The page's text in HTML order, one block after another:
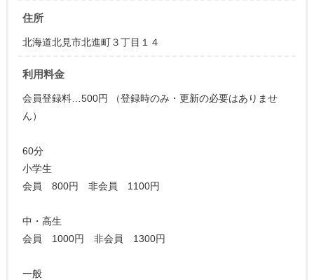
住所
北海道北見市北進町３丁目１４
利用料金
会員登録料…500円 （登録時のみ・更新の必要はありませ
ん）
60分
小学生
会員 800円 非会員 1100円
中・高生
会員 1000円 非会員 1300円
一般